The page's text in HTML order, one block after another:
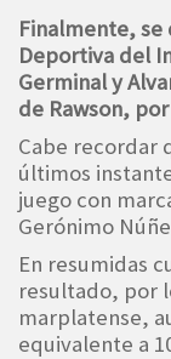
Finalmente,
Deportiva del
Germinal y
de Rawson,
Cabe recordar
últimos
juego con
Gerónimo
En resumidas
resultado, por
marplatense,
equivalente a